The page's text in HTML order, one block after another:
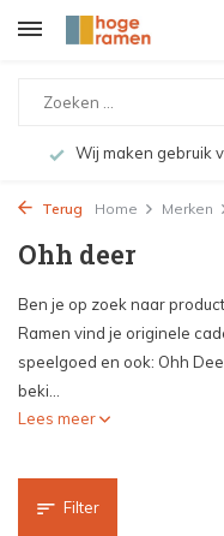
Wij maken gebruik
Terug Home Merken
Ohh deer
Ben je op zoek naar
Ramen vind je originele
speelgoed en ook: Ohh
beki...
Lees meer
Filter